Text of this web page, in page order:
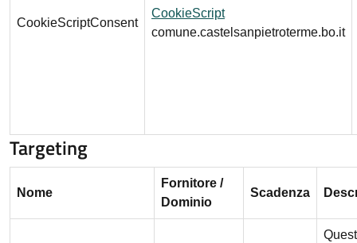
CookieScriptConsent
CookieScript
comune.castelsanpietroterme.bo.it
Targeting
Nome
Fornitore /
Dominio
Scadenza